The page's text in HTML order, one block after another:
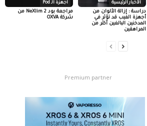
اجهزة الـ Pod
مراجعة بود NeXlim 2 من
شركة OXVA
الأخبار الرئيسية
دراسة : إزالة الألوان من
أجهزة الفيب قد تؤثر في
المدخنين البالغين أكثر من
المراهقين
Premium partner